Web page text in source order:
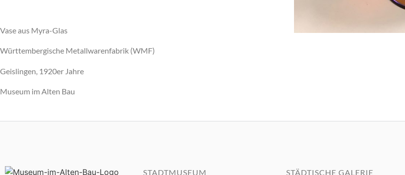
Vase aus Myra-Glas
Württembergische Metallwarenfabrik (WMF)
Geislingen, 1920er Jahre
Museum im Alten Bau
STADTMUSEUM STÄDTISCHE GALERIE